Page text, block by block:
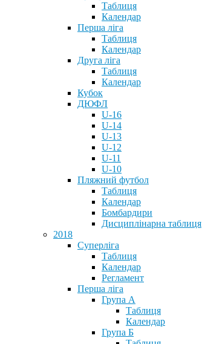
Таблиця
Календар
Перша ліга
Таблиця
Календар
Друга ліга
Таблиця
Календар
Кубок
ДЮФЛ
U-16
U-14
U-13
U-12
U-11
U-10
Пляжний футбол
Таблиця
Календар
Бомбардири
Дисциплінарна таблиця
2018
Суперліга
Таблиця
Календар
Регламент
Перша ліга
Група А
Таблиця
Календар
Група Б